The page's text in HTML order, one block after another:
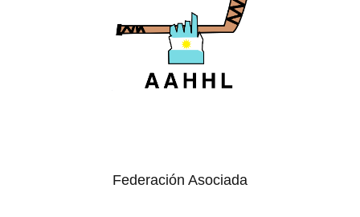
Federación Asociada